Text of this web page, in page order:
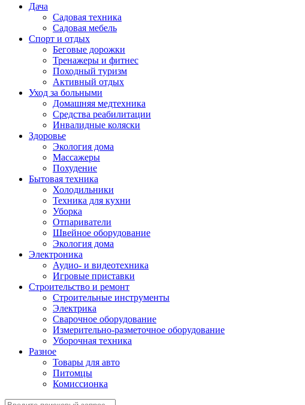
Дача
Садовая техника
Садовая мебель
Спорт и отдых
Беговые дорожки
Тренажеры и фитнес
Походный туризм
Активный отдых
Уход за больными
Домашняя медтехника
Средства реабилитации
Инвалидные коляски
Здоровье
Экология дома
Массажеры
Похудение
Бытовая техника
Холодильники
Техника для кухни
Уборка
Отпариватели
Швейное оборудование
Экология дома
Электроника
Аудио- и видеотехника
Игровые приставки
Строительство и ремонт
Строительные инструменты
Электрика
Сварочное оборудование
Измерительно-разметочное оборудование
Уборочная техника
Разное
Товары для авто
Питомцы
Комиссионка